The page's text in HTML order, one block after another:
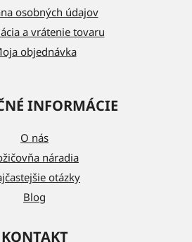
osobných údajov
a vrátenie tovaru
objednávka
INFORMÁCIE
O nás
náradia
otázky
Blog
KONTAKT